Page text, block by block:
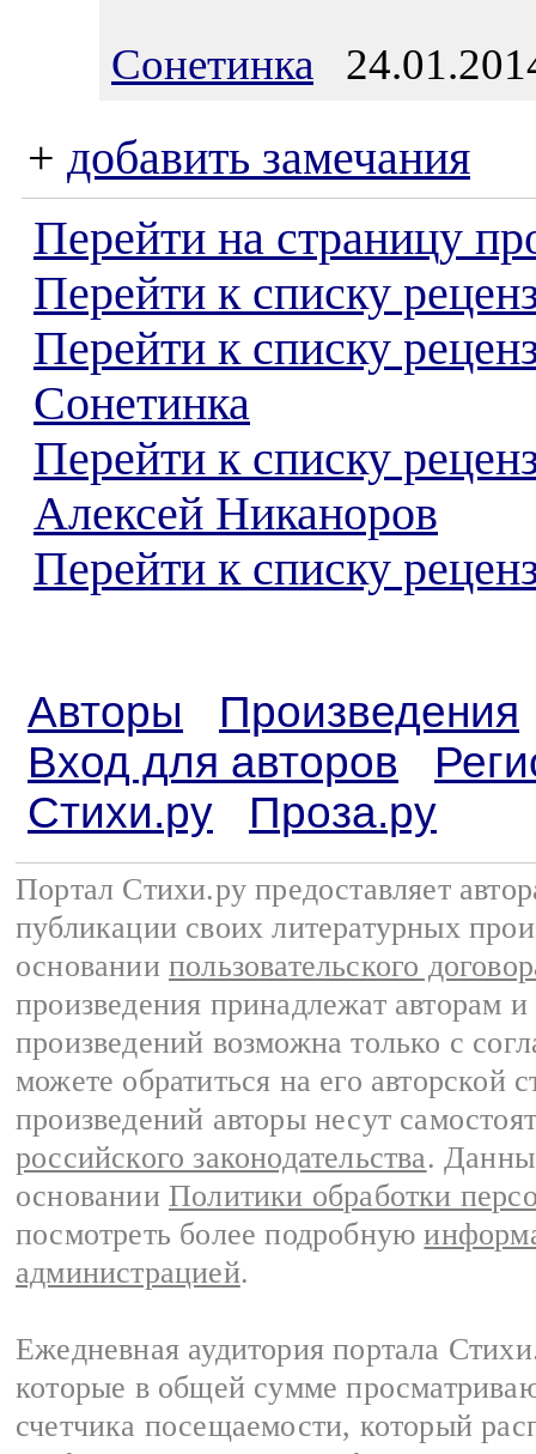
Сонетинка
+ добавить замечания
Перейти на страницу
Перейти к списку
Перейти к списку
Сонетинка
Перейти к списку
Алексей Никаноров
Перейти к списку
Авторы
Произведения
Вход для авторов
Стихи.ру
Проза.ру
Портал Стихи.ру предоставляет
публикации своих литературных
основании пользовательского
произведения принадлежат авторам
произведений возможна только с
можете обратиться на его авторской
произведений авторы несут
российского законодательства.
основании Политики обработки
посмотреть более подробную
администрацией.
Ежедневная аудитория портала
которые в общей сумме
счетчика посещаемости, который